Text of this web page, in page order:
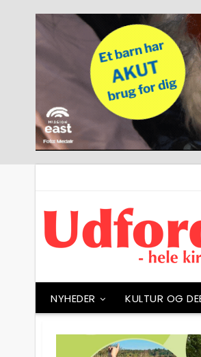
NYHEDER KULTUR OG